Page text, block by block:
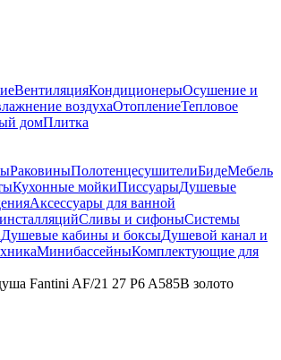
ВентиляцияКондиционерыОсушение и
воздухаОтоплениеТепловое
домПлитка
РаковиныПолотенцесушителиБидеМебель
Кухонные мойкиПиссуарыДушевые
Аксессуары для ванной
Сливы и сифоныСистемы
Душевые кабины и боксыДушевой канал и
МинибассейныКомплектующие для
Fantini AF/21 27 P6 A585B золото